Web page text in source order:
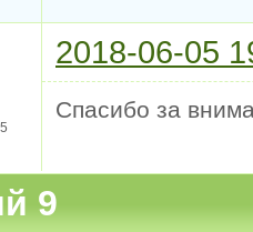
2018-06-05
Спасибо за
9